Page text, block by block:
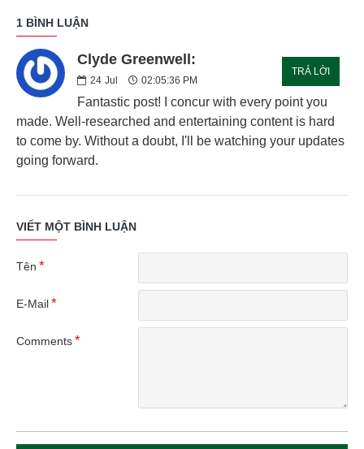
1 BÌNH LUẬN
Clyde Greenwell:
24 Jul 02:05:36 PM
TRẢ LỜI
Fantastic post! I concur with every point you
made. Well-researched and entertaining content is hard
to come by. Without a doubt, I'll be watching your updates
going forward.
VIẾT MỘT BÌNH LUẬN
Tên
E-Mail
Comments